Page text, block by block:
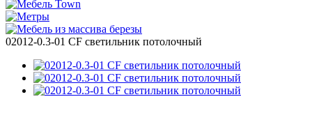
02012-0.3-01 CF светильник потолочный